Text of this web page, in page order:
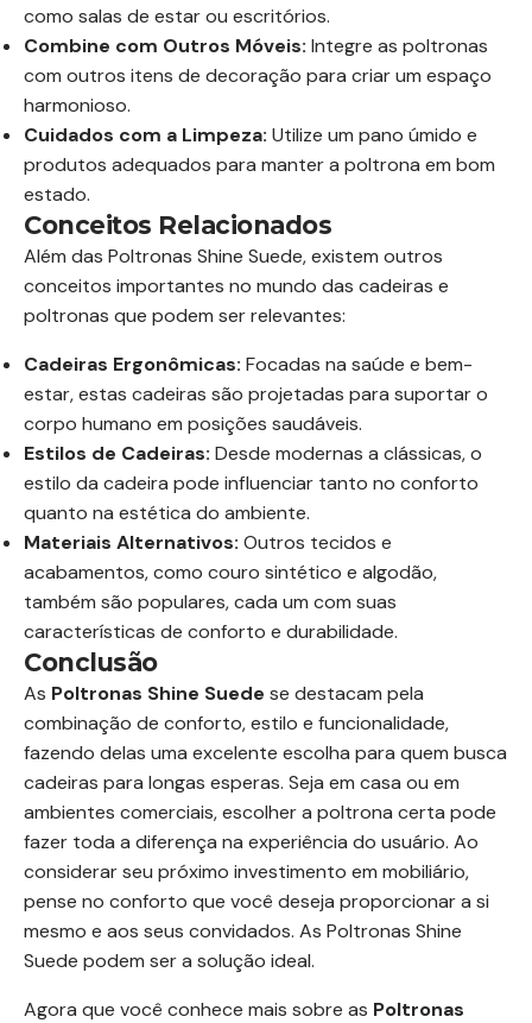
como salas de estar ou escritórios.
Combine com Outros Móveis: Integre as poltronas
com outros itens de decoração para criar um espaço
harmonioso.
Cuidados com a Limpeza: Utilize um pano úmido e
produtos adequados para manter a poltrona em bom
estado.
Conceitos Relacionados
Além das Poltronas Shine Suede, existem outros
conceitos importantes no mundo das cadeiras e
poltronas que podem ser relevantes:
Cadeiras Ergonômicas: Focadas na saúde e bem-
estar, estas cadeiras são projetadas para suportar o
corpo humano em posições saudáveis.
Estilos de Cadeiras: Desde modernas a clássicas, o
estilo da cadeira pode influenciar tanto no conforto
quanto na estética do ambiente.
Materiais Alternativos: Outros tecidos e
acabamentos, como couro sintético e algodão,
também são populares, cada um com suas
características de conforto e durabilidade.
Conclusão
As Poltronas Shine Suede se destacam pela
combinação de conforto, estilo e funcionalidade,
fazendo delas uma excelente escolha para quem busca
cadeiras para longas esperas. Seja em casa ou em
ambientes comerciais, escolher a poltrona certa pode
fazer toda a diferença na experiência do usuário. Ao
considerar seu próximo investimento em mobiliário,
pense no conforto que você deseja proporcionar a si
mesmo e aos seus convidados. As Poltronas Shine
Suede podem ser a solução ideal.
Agora que você conhece mais sobre as Poltronas